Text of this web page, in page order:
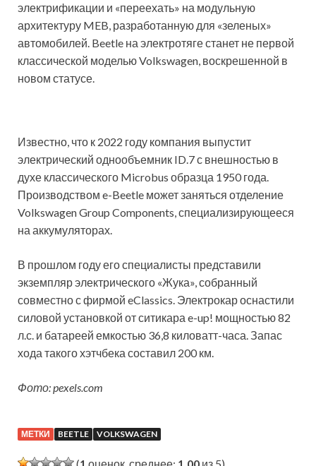
электрификации и «переехать» на модульную
архитектуру MEB, разработанную для «зеленых»
автомобилей. Beetle на электротяге станет не первой
классической моделью Volkswagen, воскрешенной в
новом статусе.
Известно, что к 2022 году компания выпустит
электрический однообъемник ID.7 с внешностью в
духе классического Microbus образца 1950 года.
Производством e-Beetle может заняться отделение
Volkswagen Group Components, специализирующееся
на аккумуляторах.
В прошлом году его специалисты представили
экземпляр электрического «Жука», собранный
совместно с фирмой eClassics. Электрокар оснастили
силовой установкой от ситикара e-up! мощностью 82
л.с. и батареей емкостью 36,8 киловатт-часа. Запас
хода такого хэтчбека составил 200 км.
Фото: pexels.com
МЕТКИ BEETLE VOLKSWAGEN